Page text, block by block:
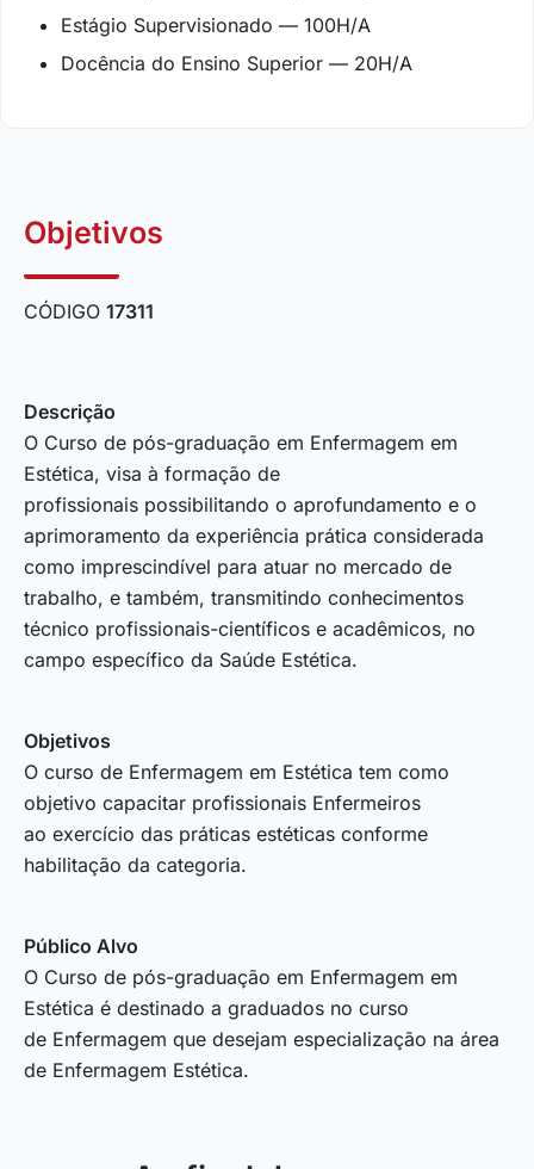
Estágio Supervisionado — 100H/A
Docência do Ensino Superior — 20H/A
Objetivos
CÓDIGO 17311
Descrição
O Curso de pós-graduação em Enfermagem em
Estética, visa à formação de
profissionais possibilitando o aprofundamento e o
aprimoramento da experiência prática considerada
como imprescindível para atuar no mercado de
trabalho, e também, transmitindo conhecimentos
técnico profissionais-científicos e acadêmicos, no
campo específico da Saúde Estética.
Objetivos
O curso de Enfermagem em Estética tem como
objetivo capacitar profissionais Enfermeiros
ao exercício das práticas estéticas conforme
habilitação da categoria.
Público Alvo
O Curso de pós-graduação em Enfermagem em
Estética é destinado a graduados no curso
de Enfermagem que desejam especialização na área
de Enfermagem Estética.